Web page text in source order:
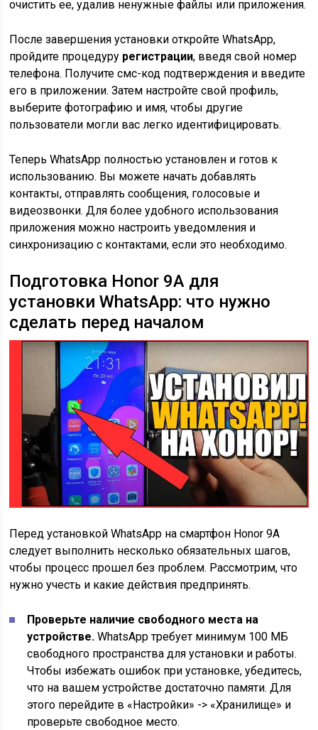
очистить ее, удалив ненужные файлы или приложения.
После завершения установки откройте WhatsApp,
пройдите процедуру регистрации, введя свой номер
телефона. Получите смс-код подтверждения и введите
его в приложении. Затем настройте свой профиль,
выберите фотографию и имя, чтобы другие
пользователи могли вас легко идентифицировать.
Теперь WhatsApp полностью установлен и готов к
использованию. Вы можете начать добавлять
контакты, отправлять сообщения, голосовые и
видеозвонки. Для более удобного использования
приложения можно настроить уведомления и
синхронизацию с контактами, если это необходимо.
Подготовка Honor 9A для
установки WhatsApp: что нужно
сделать перед началом
Перед установкой WhatsApp на смартфон Honor 9A
следует выполнить несколько обязательных шагов,
чтобы процесс прошел без проблем. Рассмотрим, что
нужно учесть и какие действия предпринять.
Проверьте наличие свободного места на
устройстве. WhatsApp требует минимум 100 МБ
свободного пространства для установки и работы.
Чтобы избежать ошибок при установке, убедитесь,
что на вашем устройстве достаточно памяти. Для
этого перейдите в «Настройки» -> «Хранилище» и
проверьте свободное место.